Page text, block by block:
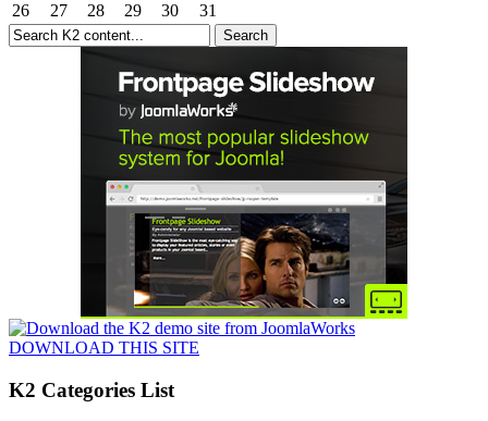
26
27 28 29 30 31
DOWNLOAD THIS SITE
K2 Categories List